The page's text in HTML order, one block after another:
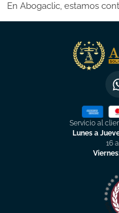
En Abogaclic, estamos
Servicio al
Lunes a
16